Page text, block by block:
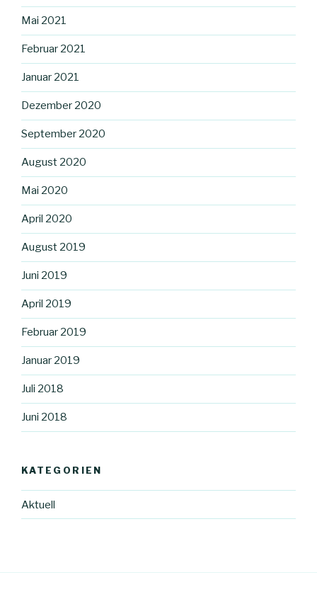
Mai 2021
Februar 2021
Januar 2021
Dezember 2020
September 2020
August 2020
Mai 2020
April 2020
August 2019
Juni 2019
April 2019
Februar 2019
Januar 2019
Juli 2018
Juni 2018
KATEGORIEN
Aktuell